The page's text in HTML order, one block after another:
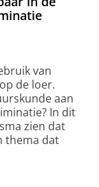
van
de loer.
aan
In dit
zien dat
thema dat